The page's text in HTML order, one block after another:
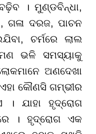
। ମୁଣ୍ଡବିନ୍ଧା,
ଗଳା ଦରଜ, ପାଚନ
ଚର୍ମରେ ଲାଲ
ଭଳି ସମସ୍ୟାକୁ
ଅଣଦେଖା
କୌଣସି ଗମ୍ଭୀର
ଯାହା ହୃଦ୍ରୋଗ
। ହୃଦ୍ରୋଗ ଏକ